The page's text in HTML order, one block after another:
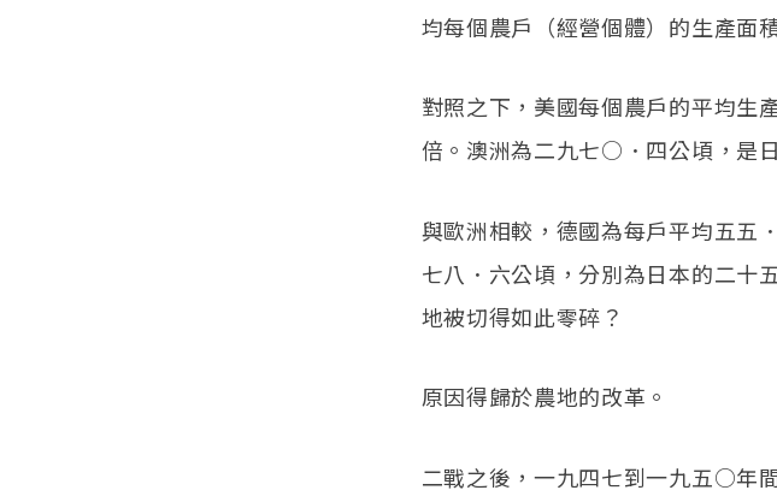
均每個農戶（經營個體）的生產面
對照之下，美國每個農戶的平均生
倍。澳洲為二九七○．四公頃，是
與歐洲相較，德國為每戶平均五五
七八．六公頃，分別為日本的二十
地被切得如此零碎？
原因得歸於農地的改革。
二戰之後，一九四七到一九五○年